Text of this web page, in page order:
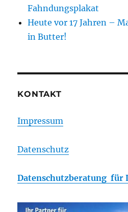
Fahndungsplakat
Heute vor 17 Jahren –
in Butter!
KONTAKT
Impressum
Datenschutz
Datenschutzberatung für